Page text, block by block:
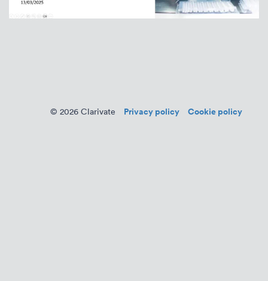
© 2026 Clarivate Privacy policy Cookie policy